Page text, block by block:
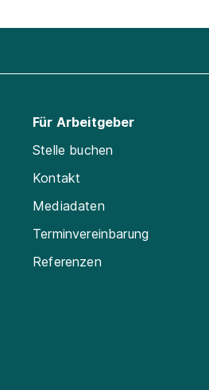
Für Arbeitgeber
Stelle buchen
Kontakt
Mediadaten
Terminvereinbarung
Referenzen